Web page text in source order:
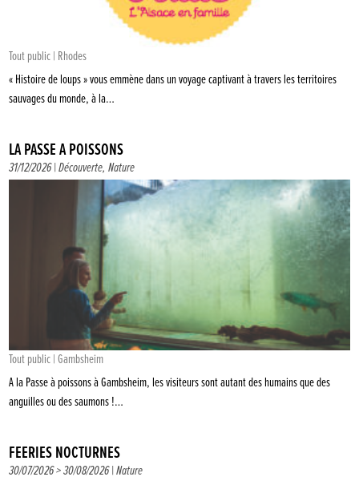
Tout public | Rhodes
« Histoire de loups » vous emmène dans un voyage captivant à travers les territoires
sauvages du monde, à la…
LA PASSE À POISSONS
31/12/2026 |Découverte,Nature
Tout public | Gambsheim
A la Passe à poissons à Gambsheim, les visiteurs sont autant des humains que des
anguilles ou des saumons !…
FÉERIES NOCTURNES
30/07/2026 > 30/08/2026 |Nature